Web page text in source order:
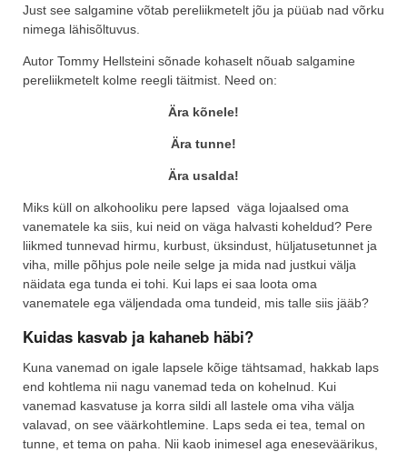
Just see salgamine võtab pereliikmetelt jõu ja püüab nad võrku
nimega lähisõltuvus.
Autor Tommy Hellsteini sõnade kohaselt nõuab salgamine
pereliikmetelt kolme reegli täitmist. Need on:
Ära kõnele!
Ära tunne!
Ära usalda!
Miks küll on alkohooliku pere lapsed väga lojaalsed oma
vanematele ka siis, kui neid on väga halvasti koheldud? Pere
liikmed tunnevad hirmu, kurbust, üksindust, hüljatusetunnet ja
viha, mille põhjus pole neile selge ja mida nad justkui välja
näidata ega tunda ei tohi. Kui laps ei saa loota oma
vanematele ega väljendada oma tundeid, mis talle siis jääb?
Kuidas kasvab ja kahaneb häbi?
Kuna vanemad on igale lapsele kõige tähtsamad, hakkab laps
end kohtlema nii nagu vanemad teda on kohelnud. Kui
vanemad kasvatuse ja korra sildi all lastele oma viha välja
valavad, on see väärkohtlemine. Laps seda ei tea, temal on
tunne, et tema on paha. Nii kaob inimesel aga eneseväärikus,